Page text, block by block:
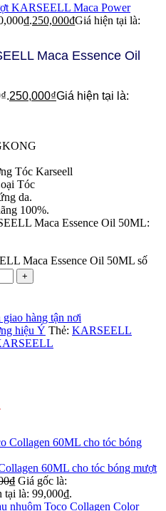
KARSEELL Maca Power
250,000₫Giá hiện tại là:
Maca Essence Oil
250,000₫Giá hiện tại là:
Tóc Karseell
Tóc
da.
100%.
Maca Essence Oil 50ML:
Maca Essence Oil 50ML số
hàng tận nơi
hiệu Ý Thẻ: KARSEELL
60ML cho tóc bóng mượt
₫ Giá gốc là:
tại là: 99,000₫.